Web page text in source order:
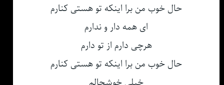
حال خوب من برا اینکه تو هستی کنارم
ای همه دار و ندارم
هرچی دارم از تو دارم
حال خوب من برا اینکه تو هستی کنارم